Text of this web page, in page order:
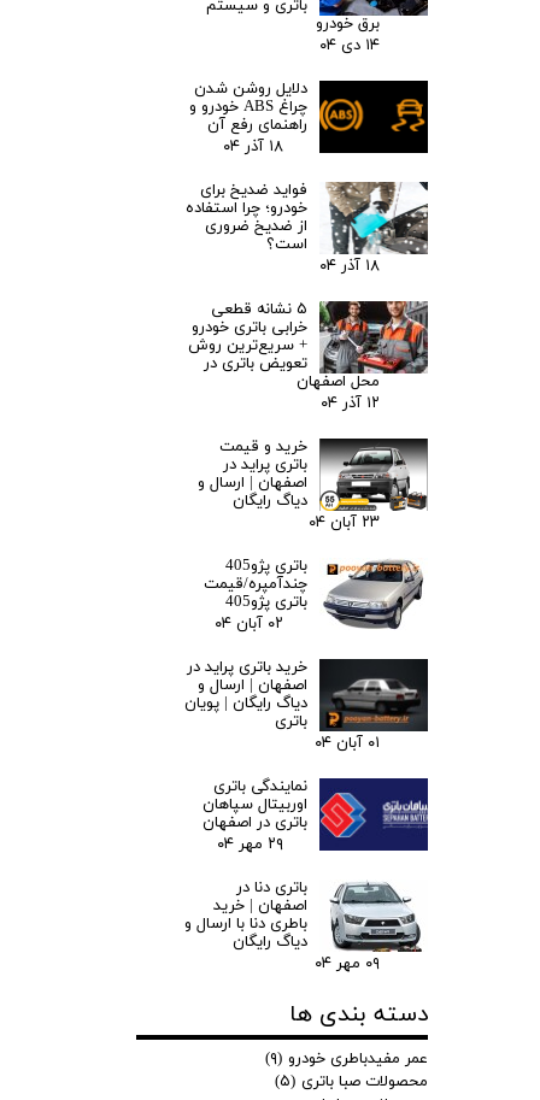
باتری و سیستم
برق خودرو
۱۴ دی ۰۴
دلایل روشن شدن
چراغ ABS خودرو و
راهنمای رفع آن
۱۸ آذر ۰۴
فواید ضدیخ برای
خودرو؛ چرا استفاده
از ضدیخ ضروری
است؟
۱۸ آذر ۰۴
۵ نشانه قطعی
خرابی باتری خودرو
+ سریع‌ترین روش
تعویض باتری در
محل اصفهان
۱۲ آذر ۰۴
خرید و قیمت
باتری پراید در
اصفهان | ارسال و
دیاگ رایگان
۲۳ آبان ۰۴
باتری پژو405
چندآمپره/قیمت
باتری پژو405
۰۲ آبان ۰۴
خرید باتری پراید در
اصفهان | ارسال و
دیاگ رایگان | پویان
باتری
۰۱ آبان ۰۴
نمایندگی باتری
اوربیتال سپاهان
باتری در اصفهان
۲۹ مهر ۰۴
باتری دنا در
اصفهان | خرید
باطری دنا با ارسال و
دیاگ رایگان
۰۹ مهر ۰۴
دسته بندی ها
عمر مفیدباطری خودرو (۹)
محصولات صبا باتری (۵)